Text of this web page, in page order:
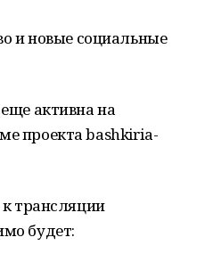
и новые социальные
активна на
проекта bashkiria-
трансляции
будет: